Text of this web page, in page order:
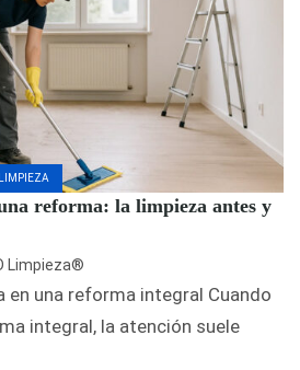
reforma: la limpieza antes y
Limpieza®
en una reforma integral Cuando
integral, la atención suele